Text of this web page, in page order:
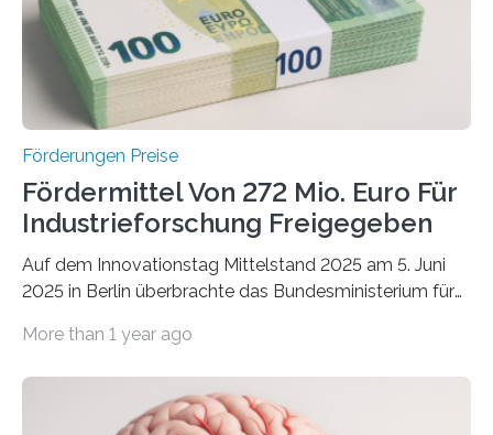
Förderungen Preise
Fördermittel Von 272 Mio. Euro Für
Industrieforschung Freigegeben
Auf dem Innovationstag Mittelstand 2025 am 5. Juni
2025 in Berlin überbrachte das Bundesministerium für
Überplanmäßige Verpflichtungsermächtigungen in
Woche vom Haushaltsausschuss freigegeben – unter
anderem zur Unterstützung der
More than 1 year ago